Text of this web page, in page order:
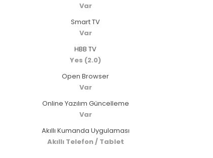
Var
Smart TV
Var
HBB TV
Yes (2.0)
Open Browser
Var
Online Yazılım Güncelleme
Var
Akıllı Kumanda Uygulaması
Akıllı Telefon / Tablet